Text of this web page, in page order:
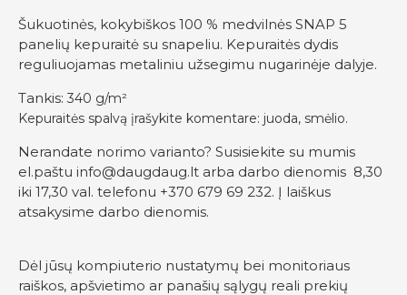
Šukuotinės, kokybiškos 100 % medvilnės SNAP 5
panelių kepuraitė su snapeliu. Kepuraitės dydis
reguliuojamas metaliniu užsegimu nugarinėje dalyje.
Tankis: 340 g/m²
Kepuraitės spalvą įrašykite komentare: juoda, smėlio.
Nerandate norimo varianto? Susisiekite su mumis
el.paštu info@daugdaug.lt arba darbo dienomis 8,30
iki 17,30 val. telefonu +370 679 69 232. Į laiškus
atsakysime darbo dienomis.
Dėl jūsų kompiuterio nustatymų bei monitoriaus
raiškos, apšvietimo ar panašių sąlygų reali prekių